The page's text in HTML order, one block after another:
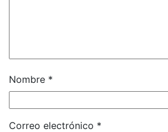
Nombre *
Correo electrónico *